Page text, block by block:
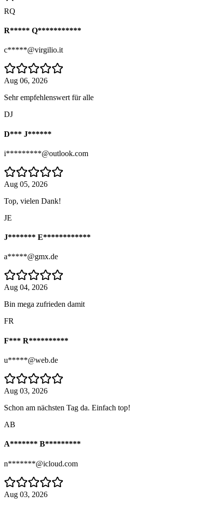
RQ
R***** Q***********
c*****@virgilio.it
Aug 06, 2026
Sehr empfehlenswert für alle
DJ
D*** J******
i*********@outlook.com
Aug 05, 2026
Top, vielen Dank!
JE
J******* E************
a*****@gmx.de
Aug 04, 2026
Bin mega zufrieden damit
FR
F*** R**********
u*****@web.de
Aug 03, 2026
Schon am nächsten Tag da. Einfach top!
AB
A******* B*********
n*******@icloud.com
Aug 03, 2026